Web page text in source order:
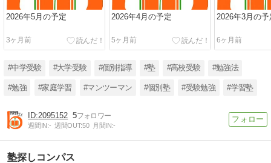
2026年5月の予定
3ヶ月前
2026年4月の予定
5ヶ月前
2026年3月の予
6ヶ月前
#中学受験 #大学受験 #個別指導 #塾 #高校受験 #勉強法
#勉強 #家庭学習 #マンツーマン #個別塾 #受験勉強 #学習塾
2095152 5
週間IN:- 週間OUT:50 月間IN:-
塾探しコンパス